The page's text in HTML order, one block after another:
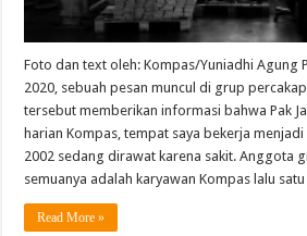
Foto dan text oleh: Kompas/Yuniadhi Agung
2020, sebuah pesan muncul di grup
tersebut memberikan informasi bahwa Pak
harian Kompas, tempat saya bekerja
2002 sedang dirawat karena sakit. Anggota
semuanya adalah karyawan Kompas lalu
Read More »